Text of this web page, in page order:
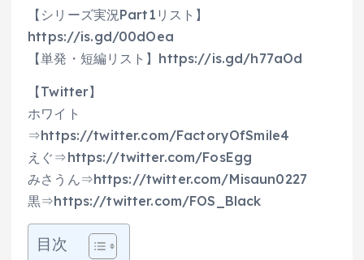
【シリーズ実況Part1リスト】
https://is.gd/00dOea
【単発・短編リスト】https://is.gd/h77aOd
【Twitter】
ホワイト
⇒https://twitter.com/FactoryOfSmile4
えぐ⇒https://twitter.com/FosEgg
みさうん⇒https://twitter.com/Misaun0227
黒⇒https://twitter.com/FOS_Black
目次